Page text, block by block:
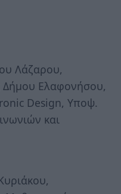
Λάζαρου,
Δήμου Ελαφονήσου,
Design, Υποψ.
και